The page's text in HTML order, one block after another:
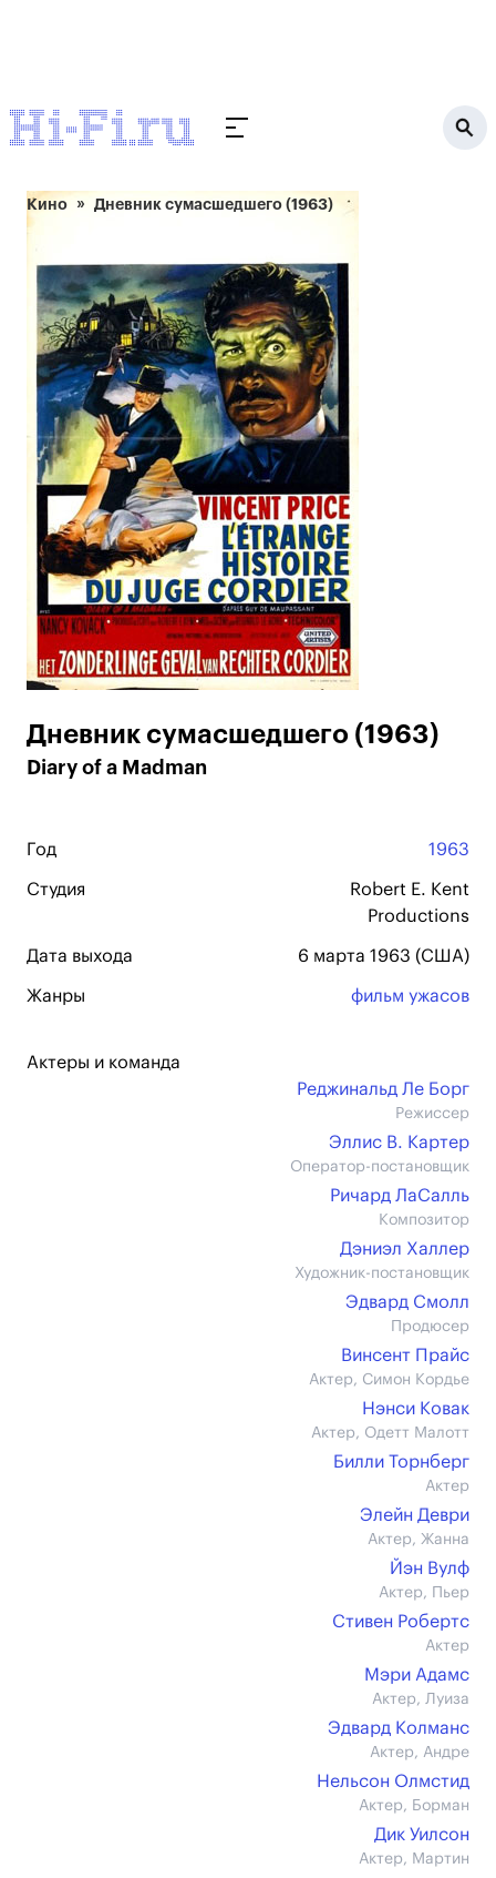
Кино Дневник сумасшедшего (1963)
Дневник сумасшедшего (1963)
Diary of a Madman
Год 1963
Студия
Robert E. Kent
Productions
Дата выхода 6 марта 1963 (США)
Жанры фильм ужасов
Актеры и команда
Реджинальд Ле Борг
Режиссер
Эллис В. Картер
Оператор-постановщик
Ричард ЛаСалль
Композитор
Дэниэл Халлер
Художник-постановщик
Эдвард Смолл
Продюсер
Винсент Прайс
Актер, Симон Кордье
Нэнси Ковак
Актер, Одетт Малотт
Билли Торнберг
Актер
Элейн Деври
Актер, Жанна
Йэн Вулф
Актер, Пьер
Стивен Робертс
Актер
Мэри Адамс
Актер, Луиза
Эдвард Колманс
Актер, Андре
Нельсон Олмстид
Актер, Борман
Дик Уилсон
Актер, Мартин